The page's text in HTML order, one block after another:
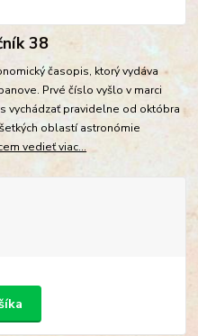
38
časopis, ktorý vydáva
Prvé číslo vyšlo v marci
vychádzať pravidelne od októbra
oblastí astronómie
vedieť viac...